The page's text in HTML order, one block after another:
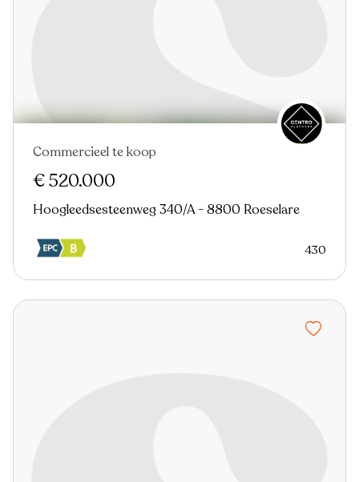
Commercieel te koop
€ 520.000
Hoogleedsesteenweg 340/A - 8800 Roeselare
430